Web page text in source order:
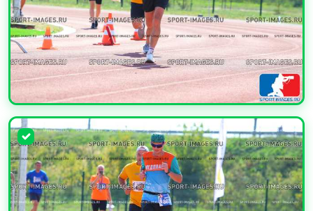
УВЕЛИЧИТЬ